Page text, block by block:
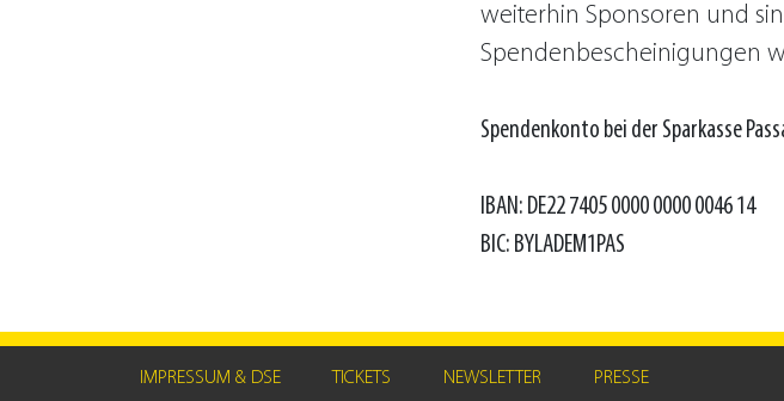
weiterhin Sponsoren und
Spendenbescheinigungen
Spendenkonto bei der Sparkasse
IBAN: DE22 7405 0000 0000 0046 14
BIC: BYLADEM1PAS
IMPRESSUM & DSE TICKETS NEWSLETTER PRESSE